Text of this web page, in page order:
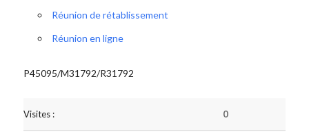
Réunion de rétablissement
Réunion en ligne
P45095/M31792/R31792
Visites : 0